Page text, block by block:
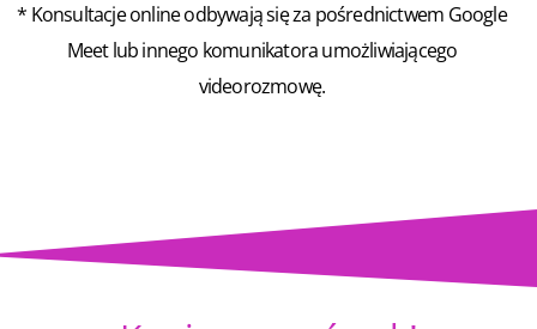
* Konsultacje online odbywają się za pośrednictwem Google
Meetlub innego komunikatora umożliwiającego
videorozmowę.